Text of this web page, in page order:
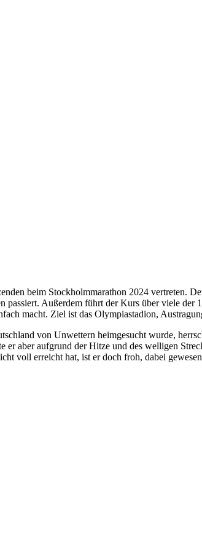
beim Stockholmmarathon 2024 vertreten.
passiert. Außerdem führt der Kurs über viele
macht. Ziel ist das Olympiastadion,
von Unwettern heimgesucht wurde,
aber aufgrund der Hitze und des welligen
voll erreicht hat, ist er doch froh, dabei